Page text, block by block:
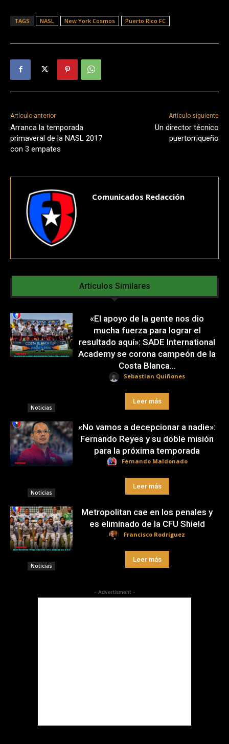
TAGS NASL New York Cosmos Puerto Rico FC
Artículo anterior
Arranca la temporada
primaveral de la NASL 2017
con 3 empates
Artículo siguiente
Un director técnico
puertorriqueño
Comunicados Redacción
Artículos Similares
Noticias
«El apoyo de la gente nos dio
mucha fuerza para lograr el
resultado aquí»: SADE International
Academy se corona campeón de la
Costa Blanca...
Sebastian Quiñones
Leer más
Noticias
«No vamos a decepcionar a nadie»:
Fernando Reyes y su doble misión
para la próxima temporada
Fernando Maldonado
Leer más
Noticias
Metropolitan cae en los penales y
es eliminado de la CFU Shield
Francisco Rodríguez
Leer más
- Advertisment -